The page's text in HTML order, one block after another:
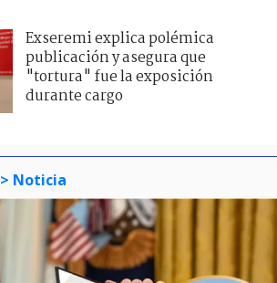
Exseremi explica polémica
publicación y asegura que
"tortura" fue la exposición
durante cargo
> Noticia